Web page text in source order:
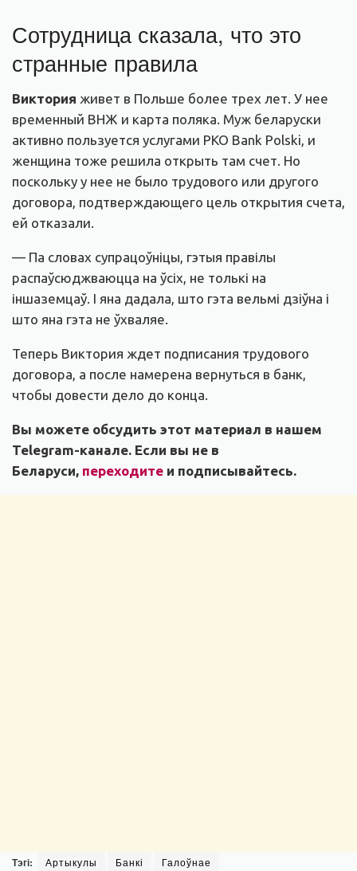
Сотрудница сказала, что это
странные правила
Виктория живет в Польше более трех лет. У нее
временный ВНЖ и карта поляка. Муж беларуски
активно пользуется услугами PKO Bank Polski, и
женщина тоже решила открыть там счет. Но
поскольку у нее не было трудового или другого
договора, подтверждающего цель открытия счета,
ей отказали.
— Па словах супрацоўніцы, гэтыя правілы
распаўсюджваюцца на ўсіх, не толькі на
іншаземцаў. І яна дадала, што гэта вельмі дзіўна і
што яна гэта не ўхваляе.
Теперь Виктория ждет подписания трудового
договора, а после намерена вернуться в банк,
чтобы довести дело до конца.
Вы можете обсудить этот материал в нашем
Telegram-канале. Если вы не в
Беларуси, переходите и подписывайтесь.
Тэгі: Артыкулы Банкі Галоўнае